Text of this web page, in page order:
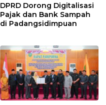
DPRD Dorong Digitalisasi
Pajak dan Bank Sampah
di Padangsidimpuan